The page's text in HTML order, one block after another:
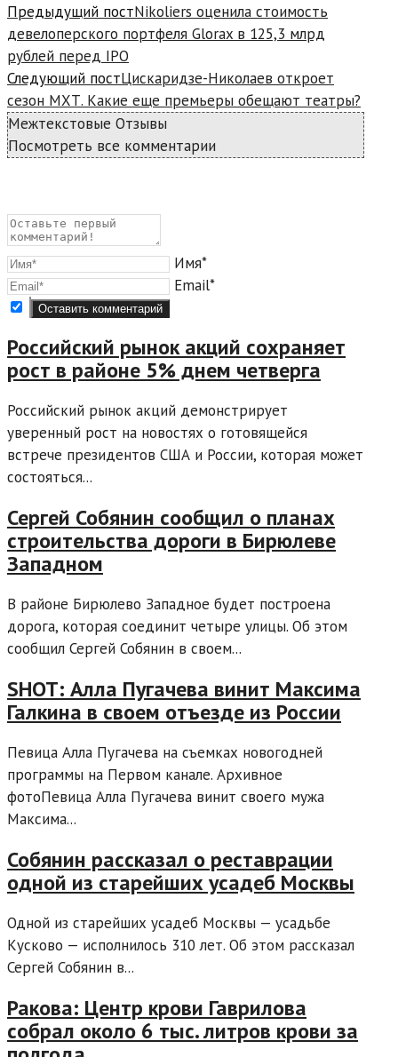
Предыдущий постNikoliers оценила стоимость
девелоперского портфеля Glorax в 125,3 млрд
рублей перед IPO
Следующий постЦискаридзе-Николаев откроет
сезон МХТ. Какие еще премьеры обещают театры?
Межтекстовые Отзывы
Посмотреть все комментарии
Имя*
Email*
Российский рынок акций сохраняет
рост в районе 5% днем четверга
Российский рынок акций демонстрирует
уверенный рост на новостях о готовящейся
встрече президентов США и России, которая может
состояться...
Сергей Собянин сообщил о планах
строительства дороги в Бирюлеве
Западном
В районе Бирюлево Западное будет построена
дорога, которая соединит четыре улицы. Об этом
сообщил Сергей Собянин в своем...
SHOT: Алла Пугачева винит Максима
Галкина в своем отъезде из России
Певица Алла Пугачева на съемках новогодней
программы на Первом канале. Архивное
фотоПевица Алла Пугачева винит своего мужа
Максима...
Собянин рассказал о реставрации
одной из старейших усадеб Москвы
Одной из старейших усадеб Москвы — усадьбе
Кусково — исполнилось 310 лет. Об этом рассказал
Сергей Собянин в...
Ракова: Центр крови Гаврилова
собрал около 6 тыс. литров крови за